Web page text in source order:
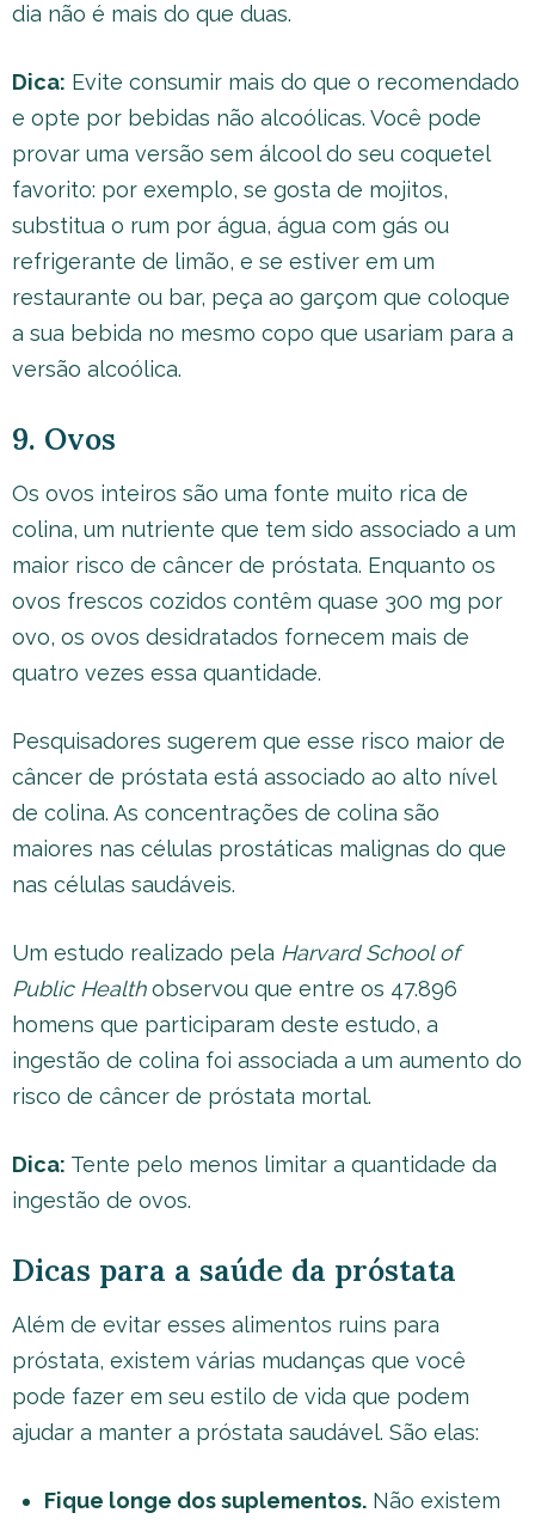
dia não é mais do que duas.
Dica: Evite consumir mais do que o recomendado
e opte por bebidas não alcoólicas. Você pode
provar uma versão sem álcool do seu coquetel
favorito: por exemplo, se gosta de mojitos,
substitua o rum por água, água com gás ou
refrigerante de limão, e se estiver em um
restaurante ou bar, peça ao garçom que coloque
a sua bebida no mesmo copo que usariam para a
versão alcoólica.
9. Ovos
Os ovos inteiros são uma fonte muito rica de
colina, um nutriente que tem sido associado a um
maior risco de câncer de próstata. Enquanto os
ovos frescos cozidos contêm quase 300 mg por
ovo, os ovos desidratados fornecem mais de
quatro vezes essa quantidade.
Pesquisadores sugerem que esse risco maior de
câncer de próstata está associado ao alto nível
de colina. As concentrações de colina são
maiores nas células prostáticas malignas do que
nas células saudáveis.
Um estudo realizado pela Harvard School of
Public Healthobservou que entre os 47.896
homens que participaram deste estudo, a
ingestão de colina foi associada a um aumento do
risco de câncer de próstata mortal.
Dica: Tente pelo menos limitar a quantidade da
ingestão de ovos.
Dicas para a saúde da próstata
Além de evitar esses alimentos ruins para
próstata, existem várias mudanças que você
pode fazer em seu estilo de vida que podem
ajudar a manter a próstata saudável. São elas:
Fique longe dos suplementos. Não existem